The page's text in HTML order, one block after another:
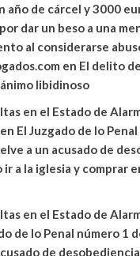
año de cárcel y 3000
dar un beso a una
al considerarse
en El delito
libidinoso
en el Estado de
en El Juzgado de lo
a un acusado de
a la iglesia y comprar
en el Estado de
de lo Penal número 1
de